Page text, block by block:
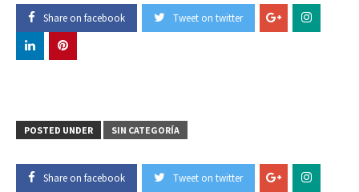
Share on facebook Tweet on twitter
POSTED UNDER SIN CATEGORÍA
Share on facebook Tweet on twitter